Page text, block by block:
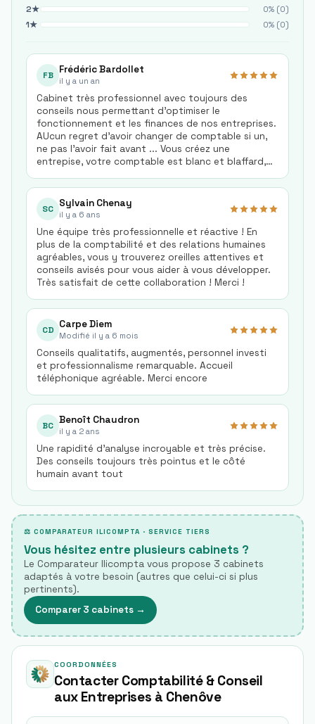
2★ 0% (0)
1★ 0% (0)
FB Frédéric Bardollet
il y a un an
Cabinet très professionnel avec toujours des
conseils nous permettant d'optimiser le
fonctionnement et les finances de nos entreprises.
AUcun regret d'avoir changer de comptable si un,
ne pas l'avoir fait avant ... Vous créez une
entrepise, votre comptable est blanc et blaffard,
vous ne connaisez pas, ALLEZ CHEZ CCE !!!
SC Sylvain Chenay
il y a 6 ans
Une équipe très professionnelle et réactive ! En
plus de la comptabilité et des relations humaines
agréables, vous y trouverez oreilles attentives et
conseils avisés pour vous aider à vous développer.
Très satisfait de cette collaboration ! Merci !
CD Carpe Diem
Modifié il y a 6 mois
Conseils qualitatifs, augmentés, personnel investi
et professionnalisme remarquable. Accueil
téléphonique agréable. Merci encore
BC Benoît Chaudron
il y a 2 ans
Une rapidité d’analyse incroyable et très précise.
Des conseils toujours très pointus et le côté
humain avant tout
⚖ COMPARATEUR ILICOMPTA · SERVICE TIERS
Vous hésitez entre plusieurs cabinets ?
Le Comparateur Ilicompta vous propose 3 cabinets
adaptés à votre besoin (autres que celui-ci si plus
pertinents).
Comparer 3 cabinets →
COORDONNÉES
Contacter Comptabilité & Conseil
aux Entreprises à Chenôve